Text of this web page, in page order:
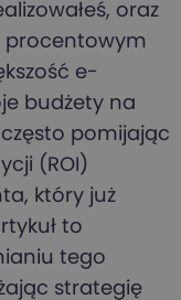
oraz
procentowym
e-
budżety na
pomijając
(ROI)
który już
to
tego
strategię